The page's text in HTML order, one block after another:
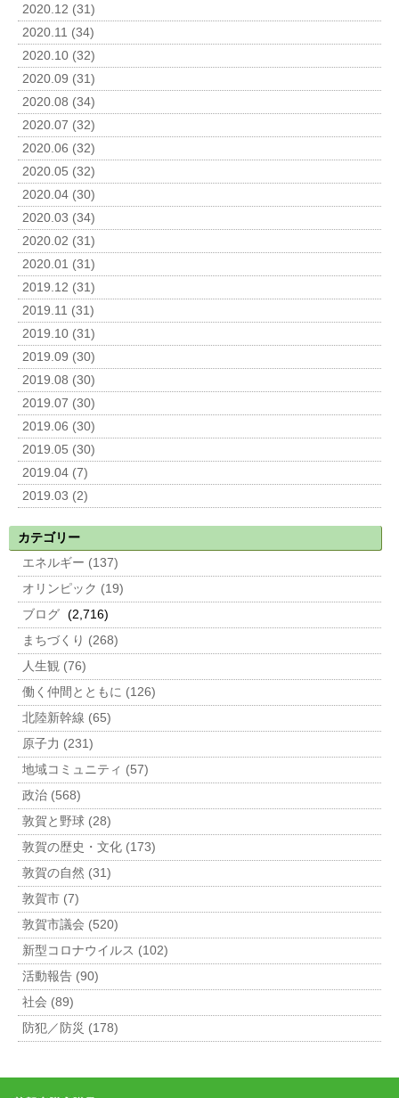
2020.12 (31)
2020.11 (34)
2020.10 (32)
2020.09 (31)
2020.08 (34)
2020.07 (32)
2020.06 (32)
2020.05 (32)
2020.04 (30)
2020.03 (34)
2020.02 (31)
2020.01 (31)
2019.12 (31)
2019.11 (31)
2019.10 (31)
2019.09 (30)
2019.08 (30)
2019.07 (30)
2019.06 (30)
2019.05 (30)
2019.04 (7)
2019.03 (2)
カテゴリー
エネルギー (137)
オリンピック (19)
ブログ (2,716)
まちづくり (268)
人生観 (76)
働く仲間とともに (126)
北陸新幹線 (65)
原子力 (231)
地域コミュニティ (57)
政治 (568)
敦賀と野球 (28)
敦賀の歴史・文化 (173)
敦賀の自然 (31)
敦賀市 (7)
敦賀市議会 (520)
新型コロナウイルス (102)
活動報告 (90)
社会 (89)
防犯／防災 (178)